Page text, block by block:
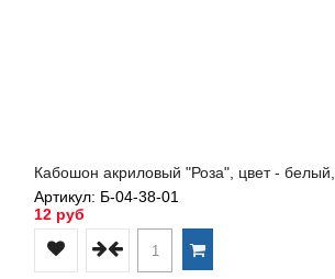
Кабошон акриловый "Роза", цвет -
Артикул: Б-04-38-01
12 руб